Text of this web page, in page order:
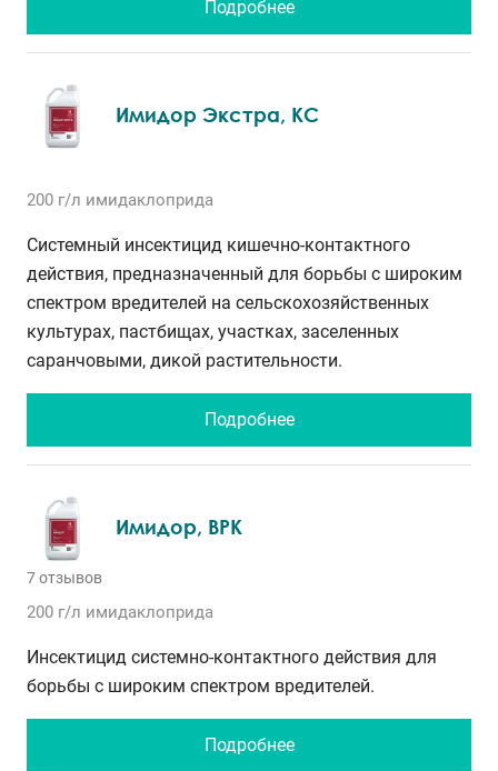
Подробнее
Имидор Экстра, КС
200 г/л имидаклоприда
Системный инсектицид кишечно-контактного
действия, предназначенный для борьбы с широким
спектром вредителей на сельскохозяйственных
культурах, пастбищах, участках, заселенных
саранчовыми, дикой растительности.
Подробнее
Имидор, ВРК
7 отзывов
200 г/л имидаклоприда
Инсектицид системно-контактного действия для
борьбы с широким спектром вредителей.
Подробнее